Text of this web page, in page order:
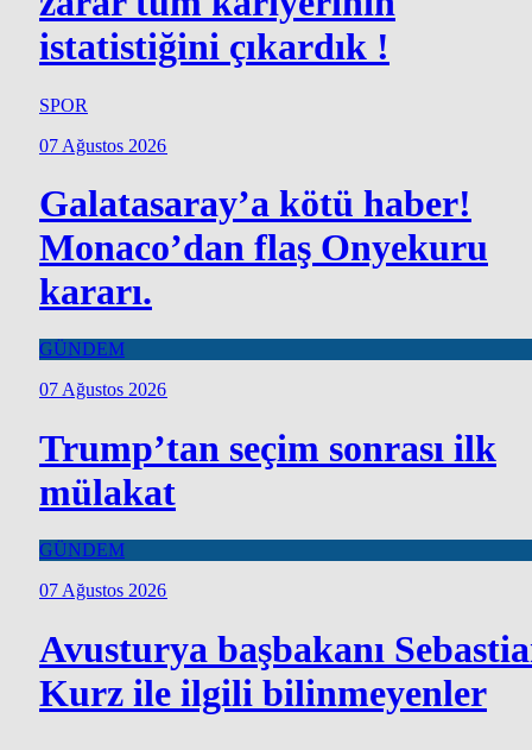
istatistiğini çıkardık !
SPOR
07 Ağustos 2026
Galatasaray’a kötü haber!
Monaco’dan flaş Onyekuru
kararı.
GÜNDEM
07 Ağustos 2026
Trump’tan seçim sonrası ilk
mülakat
GÜNDEM
07 Ağustos 2026
Avusturya başbakanı
Kurz ile ilgili bilinmeyenler